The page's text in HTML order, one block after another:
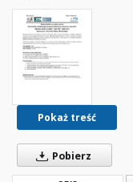
Pokaż treść
Pobierz